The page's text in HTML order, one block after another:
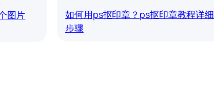
图片
如何用ps抠印章？ps抠印章教程详细
步骤